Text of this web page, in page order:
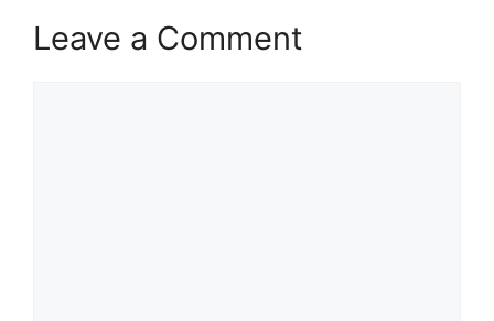
Leave a Comment